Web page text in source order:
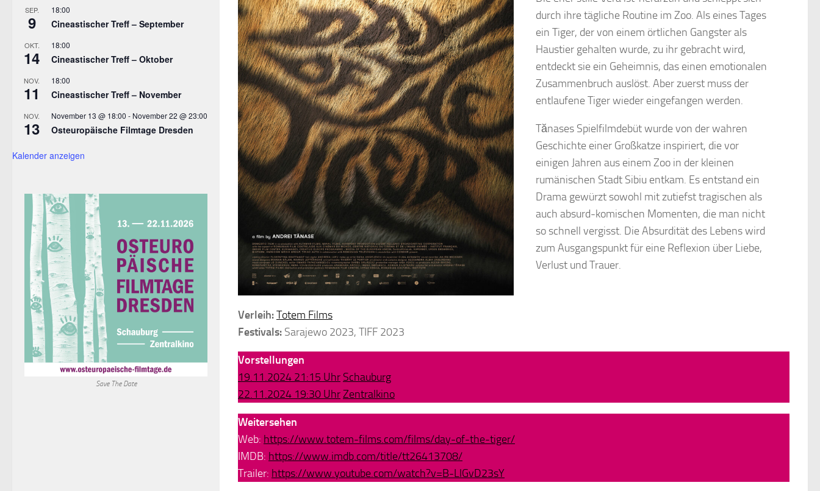
durch ihre tägliche Routine im Zoo. Als eines Tages
ein Tiger, der von einem örtlichen Gangster als
Haustier gehalten wurde, zu ihr gebracht wird,
entdeckt sie ein Geheimnis, das einen emotionalen
Zusammenbruch auslöst. Aber zuerst muss der
entlaufene Tiger wieder eingefangen werden.
Tănases Spielfilmdebüt wurde von der wahren
Geschichte einer Großkatze inspiriert, die vor
einigen Jahren aus einem Zoo in der kleinen
rumänischen Stadt Sibiu entkam. Es entstand ein
Drama gewürzt sowohl mit zutiefst tragischen als
auch absurd-komischen Momenten, die man nicht
so schnell vergisst. Die Absurdität des Lebens wird
zum Ausgangspunkt für eine Reflexion über Liebe,
Verlust und Trauer.
Verleih:Totem Films
Festivals: Sarajewo 2023, TIFF 2023
Vorstellungen
19.11.2024 21:15 Uhr Schauburg
22.11.2024 19:30 UhrZentralkino
Weitersehen
Web: https://www.totem-films.com/films/day-of-the-tiger/
IMDB: https://www.imdb.com/title/tt26413708/
Trailer: https://www.youtube.com/watch?v=B-LlGvD23sY
SEP.
9
18:00
Cineastischer Treff – September
OKT.
14
18:00
Cineastischer Treff – Oktober
NOV.
11
18:00
Cineastischer Treff – November
NOV.
13
November 13 @ 18:00 - November 22 @ 23:00
Osteuropäische Filmtage Dresden
Kalender anzeigen
Save The Date